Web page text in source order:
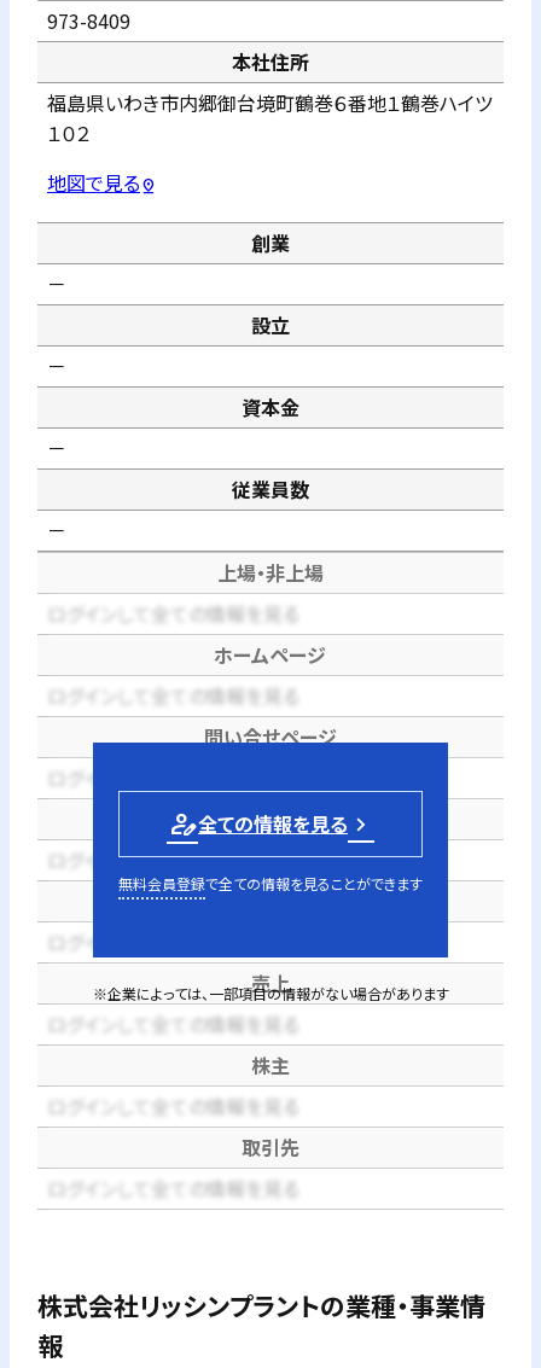
973-8409
本社住所
福島県いわき市内郷御台境町鶴巻６番地１鶴巻ハイツ
１０２
地図で見るpin_drop
創業
－
設立
－
資本金
－
従業員数
－
上場・非上場
ログインして全ての情報を見る
ホームページ
ログインして全ての情報を見る
問い合せページ
ログインして全ての情報を見る
電話番号
ログインして全ての情報を見る
代表者
ログインして全ての情報を見る
売上
ログインして全ての情報を見る
株主
ログインして全ての情報を見る
取引先
ログインして全ての情報を見る
person_edit全ての情報を見る
無料会員登録で全ての情報を見ることができます
※企業によっては、一部項目の情報がない場合があります
株式会社リッシンプラントの業種・事業情
報